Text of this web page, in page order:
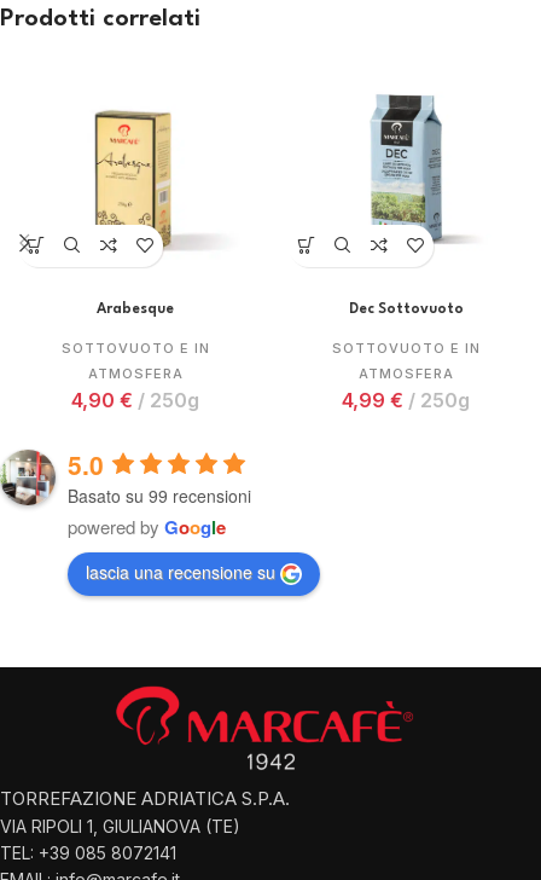
Prodotti correlati
Arabesque
SOTTOVUOTO E IN
ATMOSFERA
4,90 € 250g
Dec Sottovuoto
SOTTOVUOTO E IN
ATMOSFERA
4,99 € 250g
5.0
Basato su 99 recensioni
powered by Google
lascia una recensione su
TORREFAZIONE ADRIATICA S.P.A.
VIA RIPOLI 1, GIULIANOVA (TE)
TEL: +39 085 8072141